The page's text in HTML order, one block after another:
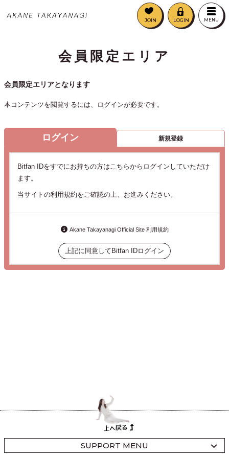
JOIN LOGIN MENU
会員限定エリア
会員限定エリアとなります
本コンテンツを閲覧するには、ログインが必要です。
ログイン 新規登録
Bitfan IDをすでにお持ちの方はこちらからログインしていただけ
ます。
当サイトの利用規約をご確認の上、お進みください。
Akane Takayanagi Official Site 利用規約
上記に同意してBitfan IDログイン
SUPPORT MENU